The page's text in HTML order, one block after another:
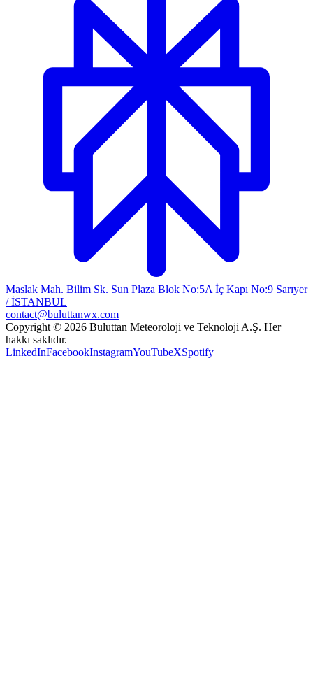
Maslak Mah. Bilim Sk. Sun Plaza Blok No:5A İç Kapı No:9 Sarıyer
/ İSTANBUL
contact@buluttanwx.com
Copyright © 2026 Buluttan Meteoroloji ve Teknoloji A.Ş. Her
hakkı saklıdır.
LinkedInFacebookInstagramYouTubeXSpotify